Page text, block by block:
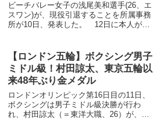
ビーチバレー女子の浅尾美和選手(26、エ
スワン)が、現役引退することを所属事務
所が10日、発表した。 12日に本人が会
業後、ビーチバレーに転向した浅尾は08
年全日本女子...
【ロンドン五輪】ボクシング男子
ミドル級！村田諒太、東京五輪以
来48年ぶり金メダル
ロンドンオリンピック第16日目の11日、
ボクシングは男子ミドル級決勝が行わ
れ、村田諒太（＝東洋大職、26）が、エ